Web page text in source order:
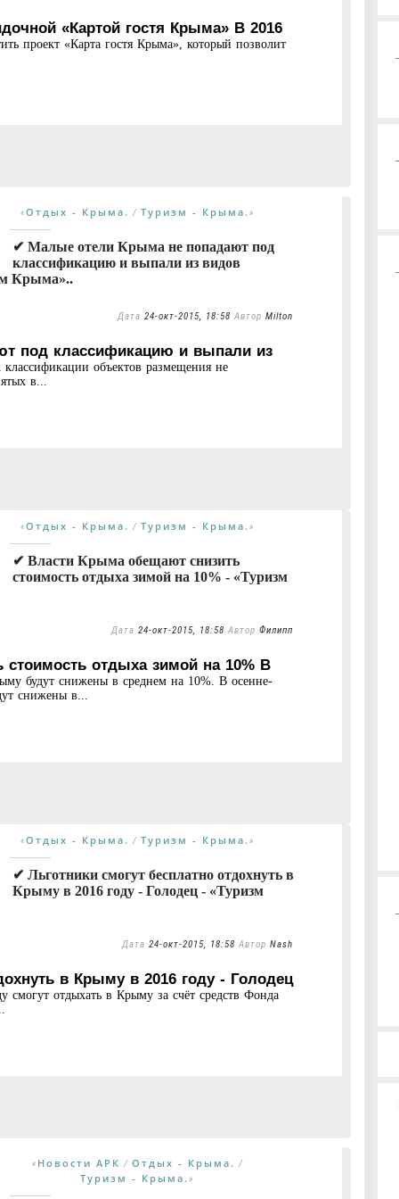
«Картой гостя Крыма» В 2016
проект «Карта гостя Крыма», который позволит
«Отдых - Крыма. / Туризм - Крыма. »
✔ Малые отели Крыма не попадают под
классификацию и выпали из видов
Крыма»..
Дата 24-окт-2015, 18:58 Автор Milton
под классификацию и выпали из
классификации объектов размещения не
в...
«Отдых - Крыма. / Туризм - Крыма. »
✔ Власти Крыма обещают снизить
стоимость отдыха зимой на 10% - «Туризм
Дата 24-окт-2015, 18:58 Автор Филипп
отдыха зимой на 10% В
будут снижены в среднем на 10%. В осенне-
снижены в...
«Отдых - Крыма. / Туризм - Крыма. »
✔ Льготники смогут бесплатно отдохнуть в
Крыму в 2016 году - Голодец - «Туризм
Дата 24-окт-2015, 18:58 Автор Nash
в Крыму в 2016 году - Голодец
смогут отдыхать в Крыму за счёт средств Фонда
« Новости АРК / Отдых - Крыма. /
Туризм - Крыма. »